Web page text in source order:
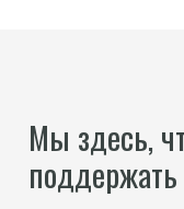
Мы здесь,
поддержать